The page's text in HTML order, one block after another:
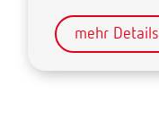
mehr Details